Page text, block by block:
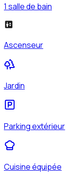
1 salle de bain
Ascenseur
Jardin
Parking extérieur
Cuisine équipée